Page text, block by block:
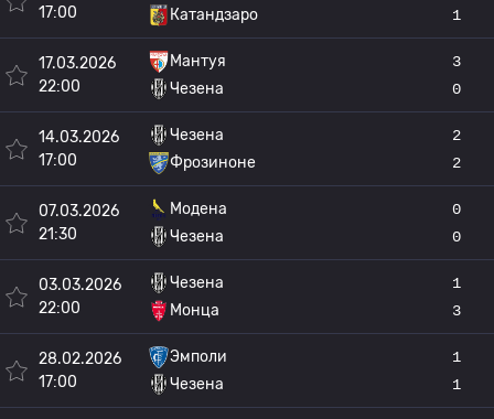
17:00
Катандзаро
1
17.03.2026
22:00
Мантуя
Чезена
3
0
14.03.2026
17:00
Чезена
Фрозиноне
2
2
07.03.2026
21:30
Модена
Чезена
0
0
03.03.2026
22:00
Чезена
Монца
1
3
28.02.2026
17:00
Эмполи
Чезена
1
1